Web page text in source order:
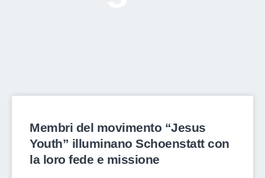
Membri del movimento “Jesus
Youth” illuminano Schoenstatt con
la loro fede e missione